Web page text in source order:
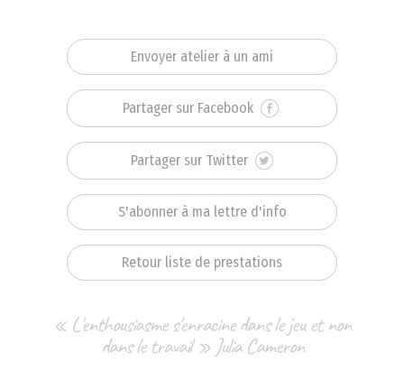
Envoyer atelier à un ami
Partager sur Facebook
Partager sur Twitter
S'abonner à ma lettre d'info
Retour liste de prestations
« L'enthousiasme s'enracine dans le jeu et non
dans le travail » Julia Cameron